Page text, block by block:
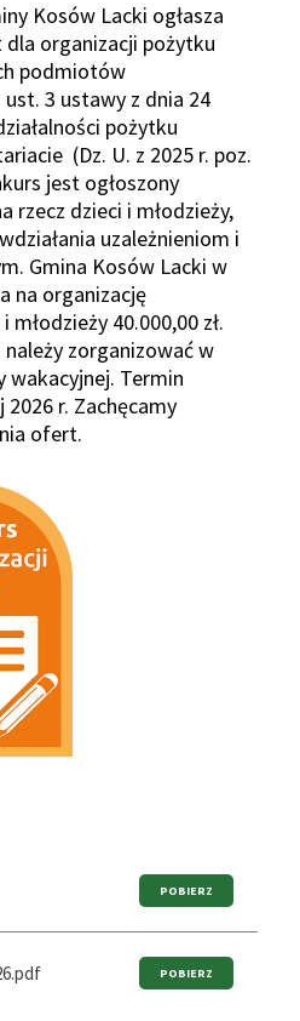
Kosów Lacki ogłasza
organizacji pożytku
podmiotów
3 ustawy z dnia 24
pożytku
(Dz. U. z 2025 r. poz.
jest ogłoszony
rzecz dzieci i młodzieży,
uzależnieniom i
Gmina Kosów Lacki w
na organizację
40.000,00 zł.
zorganizować w
wakacyjnej. Termin
r. Zachęcamy
ofert.